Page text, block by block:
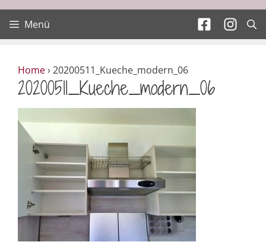
Menü
Home› 20200511_Kueche_modern_06
20200511_Kueche_modern_06